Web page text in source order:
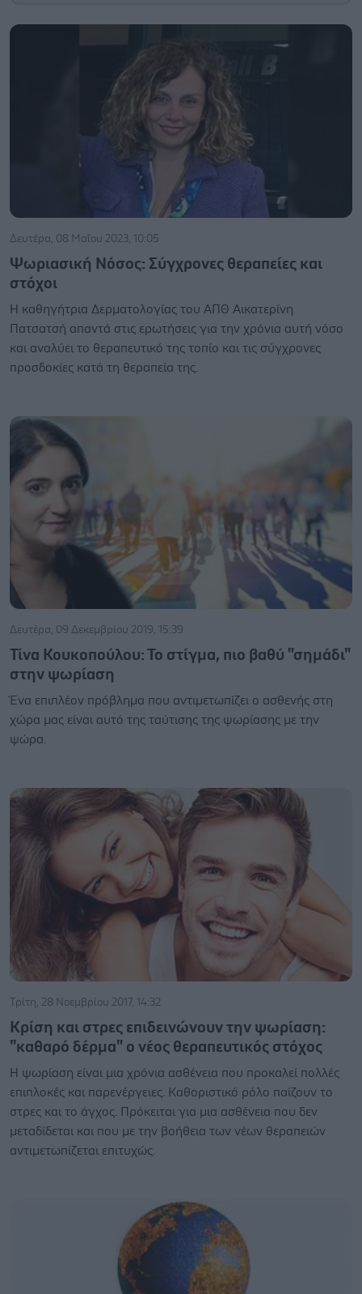
Δευτέρα, 08 Μαΐου 2023, 10:05
Ψωριασική Νόσος: Σύγχρονες θεραπείες και
στόχοι
Η καθηγήτρια Δερματολογίας του ΑΠΘ Αικατερίνη
Πατσατσή απαντά στις ερωτήσεις για την χρόνια αυτή νόσο
και αναλύει το θεραπευτικό της τοπίο και τις σύγχρονες
προσδοκίες κατά τη θεραπεία της.
Δευτέρα, 09 Δεκεμβρίου 2019, 15:39
Τίνα Κουκοπούλου: Το στίγμα, πιο βαθύ "σημάδι"
στην ψωρίαση
Ένα επιπλέον πρόβλημα που αντιμετωπίζει ο ασθενής στη
χώρα μας είναι αυτό της ταύτισης της ψωρίασης με την
ψώρα.
Τρίτη, 28 Νοεμβρίου 2017, 14:32
Κρίση και στρες επιδεινώνουν την ψωρίαση:
"καθαρό δέρμα" ο νέος θεραπευτικός στόχος
Η ψωρίαση είναι μια χρόνια ασθένεια που προκαλεί πολλές
επιπλοκές και παρενέργειες. Καθοριστικό ρόλο παίζουν το
στρες και το άγχος. Πρόκειται για μια ασθένεια που δεν
μεταδίδεται και που με την βοήθεια των νέων θεραπειών
αντιμετωπίζεται επιτυχώς.